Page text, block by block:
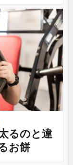
るのと違
お餅